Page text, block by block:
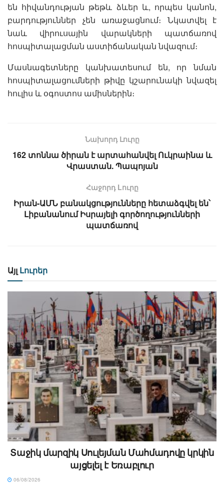
են հիվանդության թեթև ձևեր և, որպես կանոն,
բարդություններ չեն առաջացնում։ Նկատվել է
նաև վիրուսային վարակների պատճառով
հոսպիտալացման աստիճանական նվազում։
Մասնագետները կանխատեսում են, որ նման
հոսպիտալացումների թիվը կշարունակի նվազել
հուլիս և օգոստոս ամիսներին։
Նախորդ Լուրը
162 տոննա ծիրան է արտահանվել Ուկրաինա և
Վրաստան. Պապոյան
Հաջորդ Lուրը
Իրան-ԱՄՆ բանակցությունները հետաձգվել են՝
Լիբանանում Իսրայելի գործողությունների
պատճառով
Այլ Լուրեր
Տաջիկ մարզիկ Սուլեյման Մահմադովը կրկին
այցելել է Եռաբլուր
06/08/2026